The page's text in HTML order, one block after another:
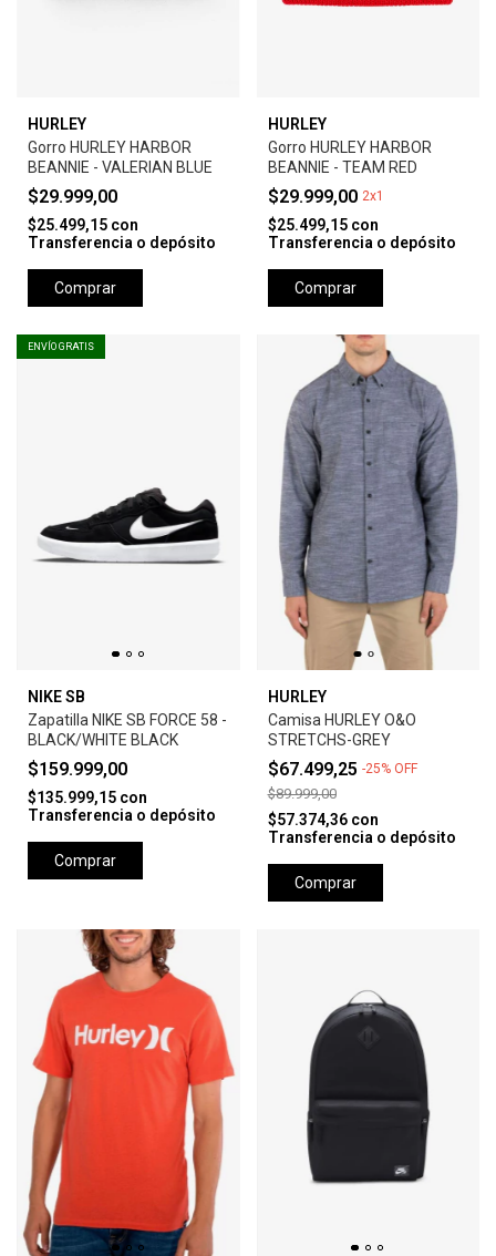
HURLEY
Gorro HURLEY HARBOR
BEANNIE - VALERIAN BLUE
$29.999,00
$25.499,15 con
Transferencia o depósito
Comprar
HURLEY
Gorro HURLEY HARBOR
BEANNIE - TEAM RED
$29.999,00 2x1
$25.499,15 con
Transferencia o depósito
Comprar
ENVÍO GRATIS
NIKE SB
Zapatilla NIKE SB FORCE 58 -
BLACK/WHITE BLACK
$159.999,00
$135.999,15 con
Transferencia o depósito
Comprar
HURLEY
Camisa HURLEY O&O
STRETCHS-GREY
$67.499,25 -25% OFF
$89.999,00
$57.374,36 con
Transferencia o depósito
Comprar